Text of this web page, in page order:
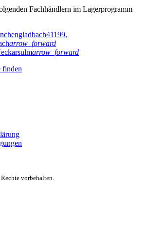
Fachhändlern im Lagerprogramm
41199,
arrow_forward
arrow_forward
finden
vorbehalten.